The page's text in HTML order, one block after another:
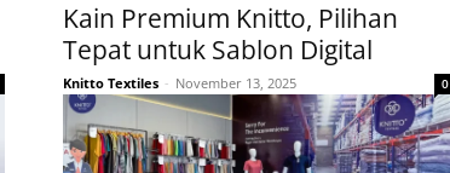
Kain Premium Knitto, Pilihan
Tepat untuk Sablon Digital
Knitto Textiles - November 13, 2025 0